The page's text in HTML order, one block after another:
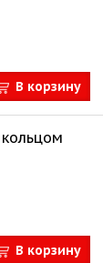
В корзину
В корзину